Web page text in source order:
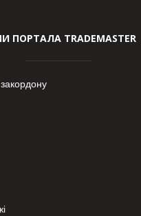
ПОРТАЛА TRADEMASTER